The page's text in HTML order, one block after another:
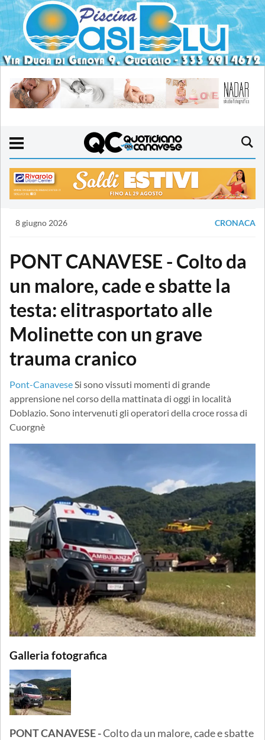
8 giugno 2026 CRONACA
PONT CANAVESE - Colto da
un malore, cade e sbatte la
testa: elitrasportato alle
Molinette con un grave
trauma cranico
Pont-Canavese Si sono vissuti momenti di grande
apprensione nel corso della mattinata di oggi in località
Doblazio. Sono intervenuti gli operatori della croce rossa di
Cuorgnè
Galleria fotografica
PONT CANAVESE -Colto da un malore, cade e sbatte